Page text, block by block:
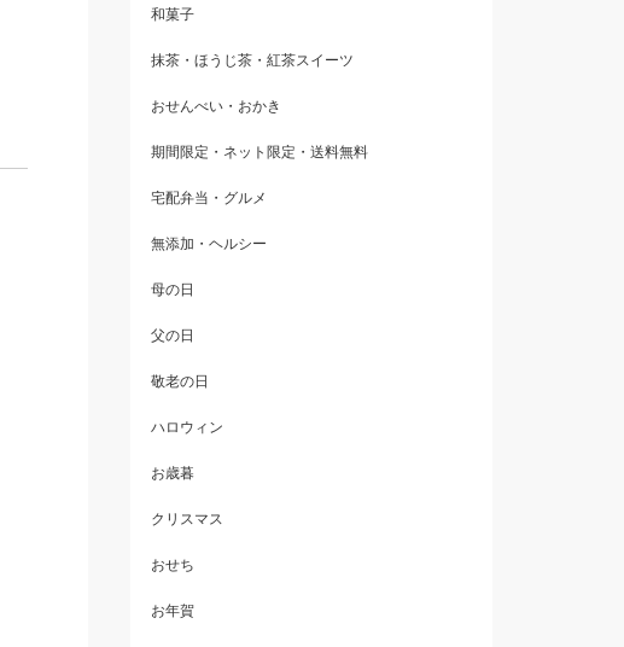
和菓子
抹茶・ほうじ茶・紅茶スイーツ
おせんべい・おかき
期間限定・ネット限定・送料無料
宅配弁当・グルメ
無添加・ヘルシー
母の日
父の日
敬老の日
ハロウィン
お歳暮
クリスマス
おせち
お年賀